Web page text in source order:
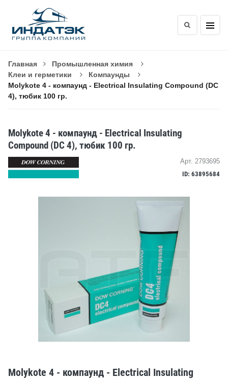
Главная
Промышленная химия
Клеи и герметики
Компаунды
Molykote 4 - компаунд - Electrical Insulating Compound (DC
4), тюбик 100 гр.
Molykote 4 - компаунд - Electrical Insulating
Compound (DC 4), тюбик 100 гр.
Арт. 2793695
ID: 63895684
Molykote 4 - компаунд - Electrical Insulating